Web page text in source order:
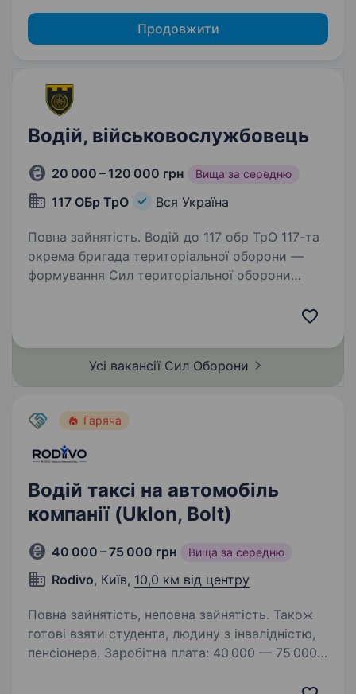
Продовжити
Водій, військовослужбовець
20 000 – 120 000 грн Вища за середню
117 ОБр ТрО Вся Україна
Повна зайнятість. Водій до 117 обр ТрО 117-та
окрема бригада територіальної оборони —
формування Сил територіальної оборони
Усі вакансії Сил Оборони
Гаряча
Водій таксі на автомобіль
компанії (Uklon, Bolt)
40 000 – 75 000 грн Вища за середню
Rodivo, Київ, 10,0 км від центру
Повна зайнятість, неповна зайнятість. Також
готові взяти студента, людину з інвалідністю,
пенсіонера. Заробітна плата: 40 000 — 75 000